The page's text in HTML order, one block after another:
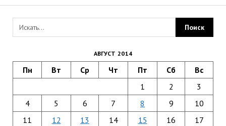
АВГУСТ 2014
Пн Вт Ср Чт Пт Сб Вс
1 2
3
4
5 6 7 8 9
10
11
12 13 14 15 16
17